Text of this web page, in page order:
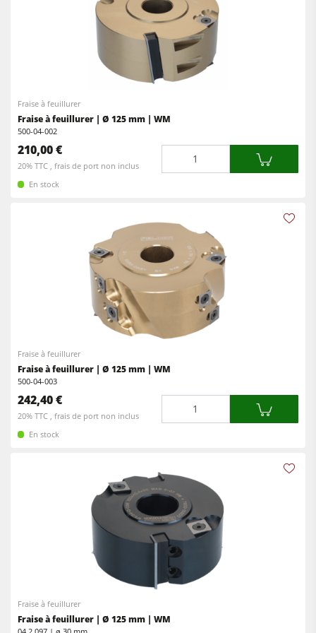
Entraîneurs
Equipements d'Atelier
Logiciel F4Solutions
Automatisation & Manutention des matériaux
Gestion de projet
Fraise à feuillurer
Fraise à feuillurer | Ø 125 mm | WM
500-04-002
210,00 €
20% TTC , frais de port non inclus
En stock
Fraise à feuillurer
Fraise à feuillurer | Ø 125 mm | WM
500-04-003
242,40 €
20% TTC , frais de port non inclus
En stock
Fraise à feuillurer
Fraise à feuillurer | Ø 125 mm | WM